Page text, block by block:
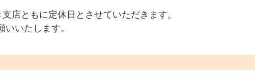
店ともに定休日とさせていただきます。
いたします。